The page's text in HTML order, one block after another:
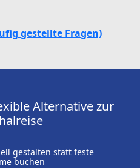
gestellte Fragen)
Alternative zur
gestalten statt feste
buchen